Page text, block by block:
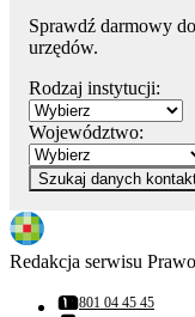
Sprawdź darmowy
urzędów.
Rodzaj instytucji:
Województwo:
Szukaj danych
Redakcja serwisu
Numer telefonu:
801 04 45 45